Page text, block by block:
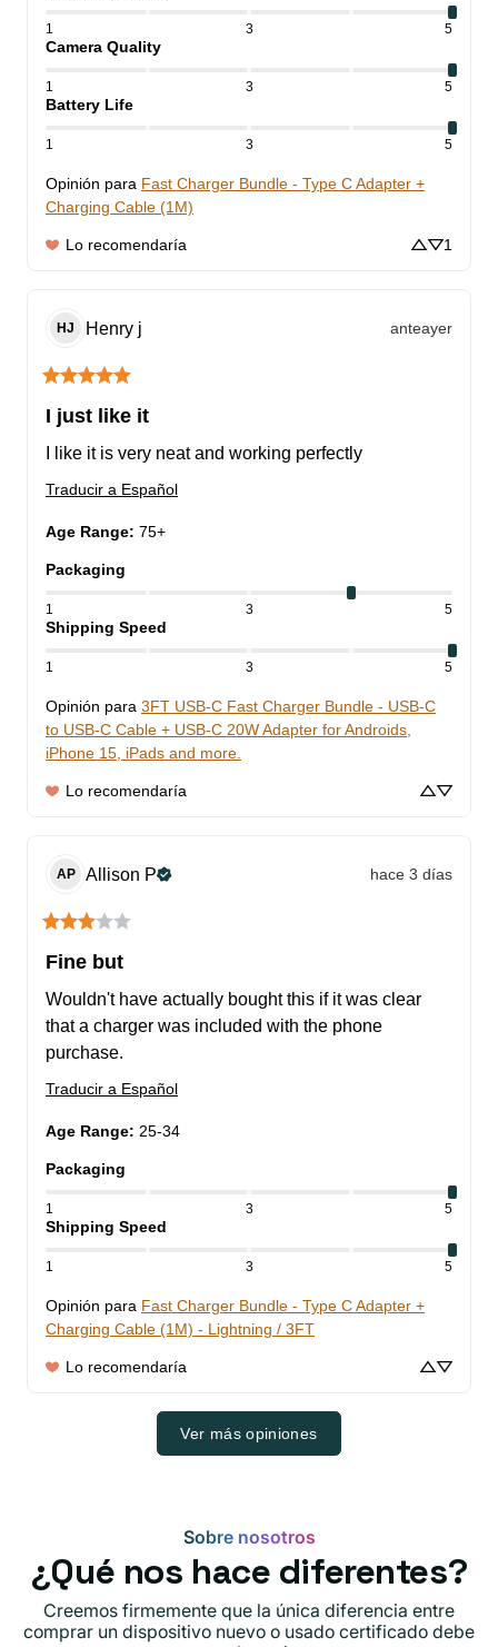
1 3 5
Camera Quality
1 3 5
Battery Life
1 3 5
Opinión para Fast Charger Bundle - Type C Adapter +
Charging Cable (1M)
Lo recomendaría 1
HJ Henry j anteayer
I just like it
I like it is very neat and working perfectly
Traducir a Español
Age Range: 75+
Packaging
1 3 5
Shipping Speed
1 3 5
Opinión para 3FT USB-C Fast Charger Bundle - USB-C
to USB-C Cable + USB-C 20W Adapter for Androids,
iPhone 15, iPads and more.
Lo recomendaría
AP Allison P hace 3 días
Fine but
Wouldn't have actually bought this if it was clear
that a charger was included with the phone
purchase.
Traducir a Español
Age Range: 25-34
Packaging
1 3 5
Shipping Speed
1 3 5
Opinión para Fast Charger Bundle - Type C Adapter +
Charging Cable (1M) - Lightning / 3FT
Lo recomendaría
Ver más opiniones
Sobre nosotros
¿Qué nos hace diferentes?
Creemos firmemente que la única diferencia entre
comprar un dispositivo nuevo o usado certificado debe